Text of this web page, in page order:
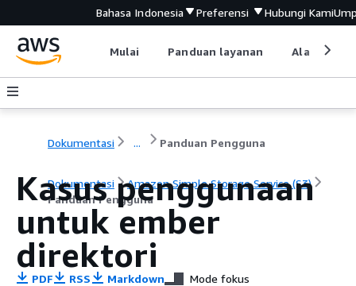
Bahasa Indonesia Preferensi Hubungi Kami
Mulai Panduan layanan Alat
Dokumentasi ... Panduan Pengguna
Dokumentasi
Amazon Simple Storage Service (S3)
Panduan Pengguna
Kasus penggunaan
untuk ember
direktori
PDF RSS Markdown Mode fokus